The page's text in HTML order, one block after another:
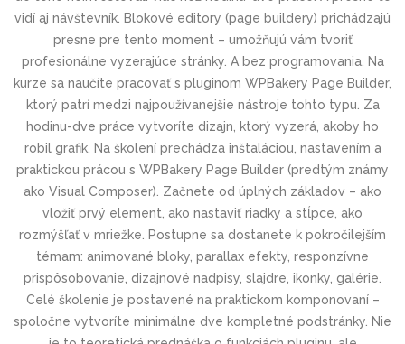
vidí aj návštevník. Blokové editory (page buildery) prichádzajú
presne pre tento moment – umožňujú vám tvoriť
profesionálne vyzerajúce stránky. A bez programovania. Na
kurze sa naučíte pracovať s pluginom WPBakery Page Builder,
ktorý patrí medzi najpoužívanejšie nástroje tohto typu. Za
hodinu-dve práce vytvoríte dizajn, ktorý vyzerá, akoby ho
robil grafik. Na školení prechádza inštaláciou, nastavením a
praktickou prácou s WPBakery Page Builder (predtým známy
ako Visual Composer). Začnete od úplných základov – ako
vložiť prvý element, ako nastaviť riadky a stĺpce, ako
rozmýšľať v mriežke. Postupne sa dostanete k pokročilejším
témam: animované bloky, parallax efekty, responzívne
prispôsobovanie, dizajnové nadpisy, slajdre, ikonky, galérie.
Celé školenie je postavené na praktickom komponovaní –
spoločne vytvoríte minimálne dve kompletné podstránky. Nie